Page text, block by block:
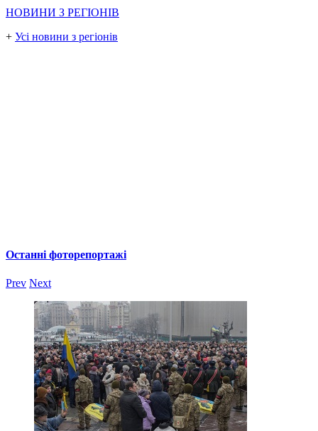
НОВИНИ З РЕГІОНІВ
+ Усі новини з регіонів
Останні фоторепортажі
Prev Next